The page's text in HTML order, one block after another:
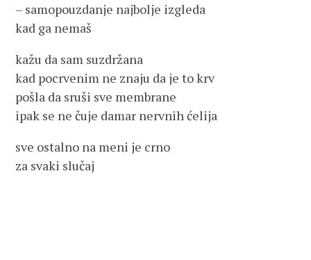
– samopouzdanje najbolje izgleda
kad ga nemaš
kažu da sam suzdržana
kad pocrvenim ne znaju da je to krv
pošla da sruši sve membrane
ipak se ne čuje damar nervnih ćelija
sve ostalno na meni je crno
za svaki slučaj